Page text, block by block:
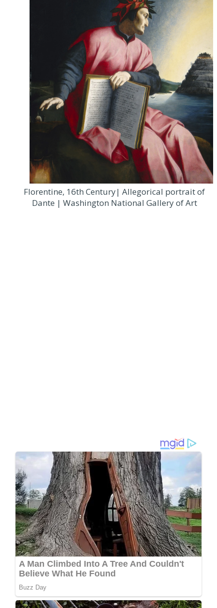
Florentine, 16th Century| Allegorical portrait of
Dante | Washington National Gallery of Art